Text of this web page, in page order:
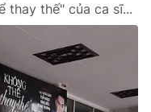
thay thế" của ca sĩ...